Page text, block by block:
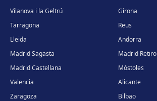
Vilanova i la Geltrú
Girona
Tarragona
Reus
Lleida
Andorra
Madrid Sagasta
Madrid Retiro
Madrid Castellana
Móstoles
Valencia
Alicante
Zaragoza
Bilbao